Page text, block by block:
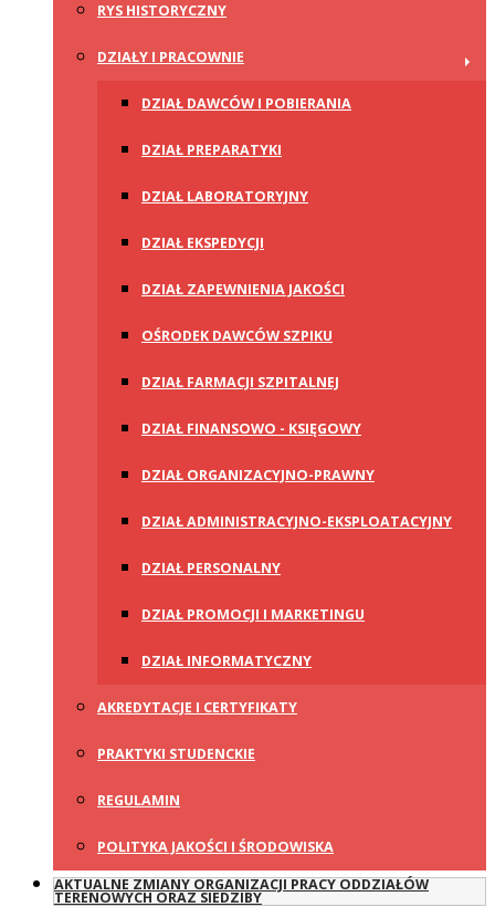
RYS HISTORYCZNY
DZIAŁY I PRACOWNIE
DZIAŁ DAWCÓW I POBIERANIA
DZIAŁ PREPARATYKI
DZIAŁ LABORATORYJNY
DZIAŁ EKSPEDYCJI
DZIAŁ ZAPEWNIENIA JAKOŚCI
OŚRODEK DAWCÓW SZPIKU
DZIAŁ FARMACJI SZPITALNEJ
DZIAŁ FINANSOWO - KSIĘGOWY
DZIAŁ ORGANIZACYJNO-PRAWNY
DZIAŁ ADMINISTRACYJNO-EKSPLOATACYJNY
DZIAŁ PERSONALNY
DZIAŁ PROMOCJI I MARKETINGU
DZIAŁ INFORMATYCZNY
AKREDYTACJE I CERTYFIKATY
PRAKTYKI STUDENCKIE
REGULAMIN
POLITYKA JAKOŚCI I ŚRODOWISKA
AKTUALNE ZMIANY ORGANIZACJI PRACY ODDZIAŁÓW
TERENOWYCH ORAZ SIEDZIBY